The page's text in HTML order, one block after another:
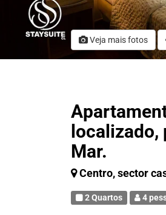
Veja mais fotos
localizado,
Mar.
Centro, sector
2 Quartos 4